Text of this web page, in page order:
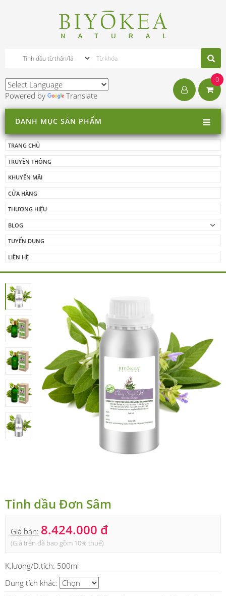
Powered by Translate
0
DANH MỤC SẢN PHẨM
TRANG CHỦ
TRUYỀN THÔNG
KHUYẾN MÃI
CỬA HÀNG
THƯƠNG HIỆU
BLOG
TUYỂN DỤNG
LIÊN HỆ
Tinh dầu Đơn Sâm
Giá bán: 8.424.000 đ
(Giá trên đã bao gồm 10% thuế)
K.lượng/D.tích: 500ml
Dung tích khác: